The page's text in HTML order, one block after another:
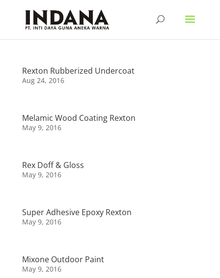
Rexton Rubberized Undercoat
Aug 24, 2016
Melamic Wood Coating Rexton
May 9, 2016
Rex Doff & Gloss
May 9, 2016
Super Adhesive Epoxy Rexton
May 9, 2016
Mixone Outdoor Paint
May 9, 2016